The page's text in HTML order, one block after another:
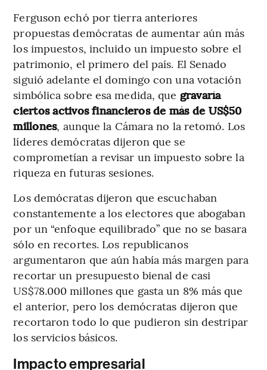
Ferguson echó por tierra anteriores
propuestas demócratas de aumentar aún más
los impuestos, incluido un impuesto sobre el
patrimonio, el primero del país. El Senado
siguió adelante el domingo con una votación
simbólica sobre esa medida, que gravaría
ciertos activos financieros de más de US$50
millones, aunque la Cámara no la retomó. Los
líderes demócratas dijeron que se
comprometían a revisar un impuesto sobre la
riqueza en futuras sesiones.
Los demócratas dijeron que escuchaban
constantemente a los electores que abogaban
por un “enfoque equilibrado” que no se basara
sólo en recortes. Los republicanos
argumentaron que aún había más margen para
recortar un presupuesto bienal de casi
US$78.000 millones que gasta un 8% más que
el anterior, pero los demócratas dijeron que
recortaron todo lo que pudieron sin destripar
los servicios básicos.
Impacto empresarial